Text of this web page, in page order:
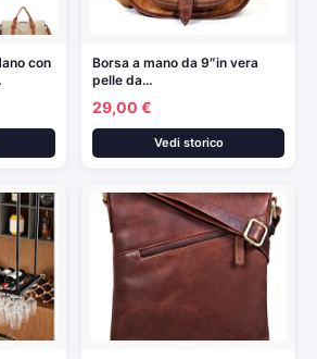
con
Borsa a mano da 9″in vera
pelle da…
29,00 €
Vedi storico